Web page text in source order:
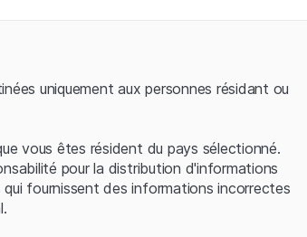
uniquement aux personnes résidant ou
vous êtes résident du pays sélectionné.
pour la distribution d'informations
fournissent des informations incorrectes